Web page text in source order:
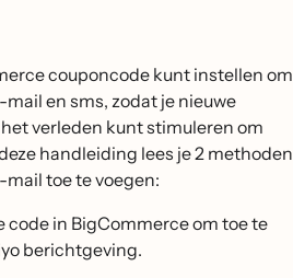
couponcode kunt instellen om
en sms, zodat je nieuwe
verleden kunt stimuleren om
handleiding lees je 2 methoden
toe te voegen:
code in BigCommerce om toe te
berichtgeving.